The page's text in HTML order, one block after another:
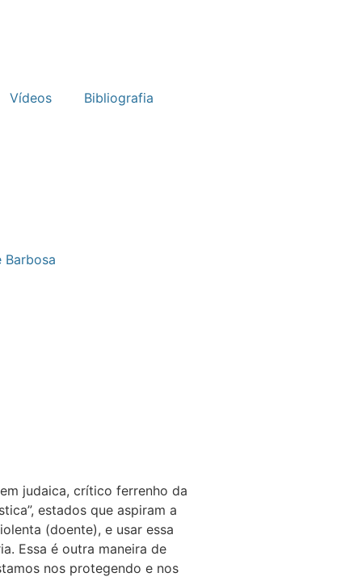
Vídeos Bibliografia
Barbosa
judaica, crítico ferrenho da
estados que aspiram a
(doente), e usar essa
Essa é outra maneira de
nos protegendo e nos